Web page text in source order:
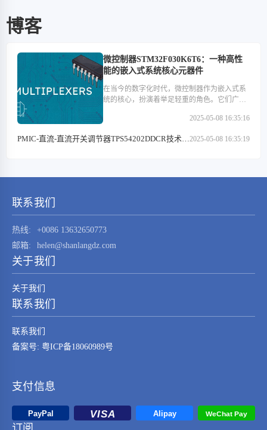
博客
微控制器STM32F030K6T6：一种高性
能的嵌入式系统核心元器件
在当今的数字化时代，微控制器作为嵌入式系
统的核心，扮演着举足轻重的角色。它们广泛
类电子产品以及通信设备等多个领域。在这些
功耗和丰富的外设接口等特点，成为了众多开
2025-05-08 16:35:16
PMIC-直流-直流开关调节器TPS54202DDCR技术特2025-05-08 16:35:19
联系我们
热线:
+0086 13632650773
邮箱:
helen@shanlangdz.com
关于我们
关于我们
联系我们
联系我们
备案号: 粤ICP备18060989号
支付信息